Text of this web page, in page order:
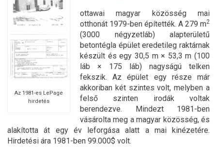
Az 1981-es LePage
hirdetés
ottawai magyar közösség mai
otthonát 1979-ben építették. A 279 m2
(3000 négyzetláb) alapterületű
betontégla épület eredetileg raktárnak
készült és egy 30,5 m × 53,3 m (100
láb × 175 láb) nagyságú telken
fekszik. Az épület egy része már
akkoriban két szintes volt, melyben a
felső szinten irodák voltak
berendezve. Mindezt 1981-ben
vásárolta meg a magyar közösség, és
alakította át egy év leforgása alatt a mai kinézetére.
Hirdetési ára 1981-ben 99.000$ volt.